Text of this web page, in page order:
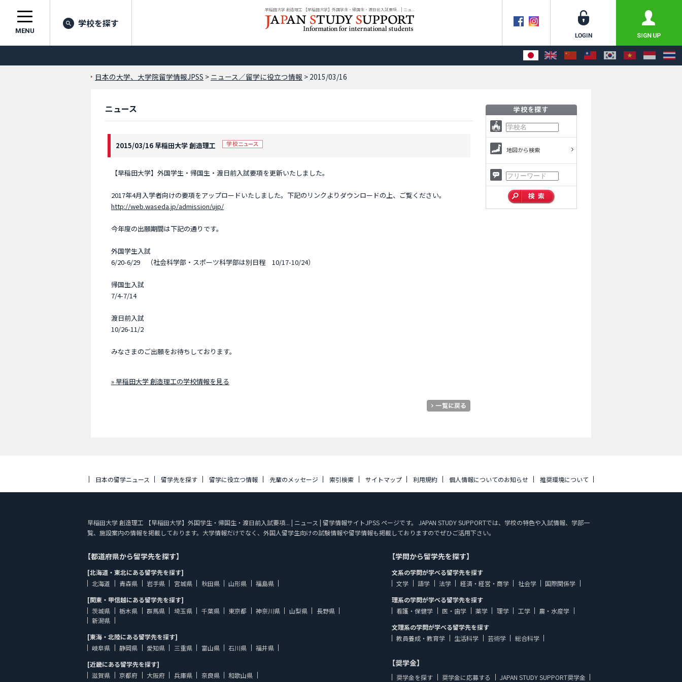
早稲田大学 創造理工 【早稲田大学】外国学生・帰国生・渡日前入試要項... | ニュ...
MENU
学校を探す
日本の大学、大学院留学情報JPSS > ニュース／留学に役立つ情報 > 2015/03/16
ニュース
2015/03/16 早稲田大学 創造理工
【早稲田大学】外国学生・帰国生・渡日前入試要項を更新いたしました。
2017年4月入学者向けの要項をアップロードいたしました。下記のリンクよりダウンロードの上、ご覧ください。
http://web.waseda.jp/admission/ujp/
今年度の出願期間は下記の通りです。
外国学生入試
6/20-6/29 （社会科学部・スポーツ科学部は別日程 10/17-10/24）
帰国生入試
7/4-7/14
渡日前入試
10/26-11/2
みなさまのご出願をお待ちしております。
» 早稲田大学 創造理工の学校情報を見る
地図から検索
日本の留学ニュース 留学先を探す 留学に役立つ情報 先輩のメッセージ 索引検索 サイトマップ 利用規約 個人情報についてのお知らせ 推奨環境について
早稲田大学 創造理工 【早稲田大学】外国学生・帰国生・渡日前入試要項... | ニュース | 留学情報サイトJPSS ページです。 JAPAN STUDY SUPPORTでは、学校の特色や入試情報、学部一
覧、施設案内の情報を掲載しております。大学情報だけでなく、外国人留学生向けの試験情報や留学情報も掲載しておりますのでぜひご活用下さい。
【都道府県から留学先を探す】
[北海道・東北にある留学先を探す]
北海道
青森県 岩手県 宮城県 秋田県 山形県
福島県
[関東・甲信越にある留学先を探す]
茨城県
栃木県 群馬県 埼玉県 千葉県 東京都 神奈川県 山梨県
長野県
新潟県
[東海・北陸にある留学先を探す]
岐阜県
静岡県 愛知県 三重県 富山県 石川県
福井県
[近畿にある留学先を探す]
滋賀県
京都府 大阪府 兵庫県 奈良県 和歌山県
【学問から留学先を探す】
文系の学問が学べる留学先を探す
文学
語学 法学 経済・経営・商学 社会学
国際関係学
理系の学問が学べる留学先を探す
看護・保健学
医・歯学 薬学 理学 工学
農・水産学
文理系の学問が学べる留学先を探す
教員養成・教育学
生活科学 芸術学 総合科学
【奨学金】
奨学金を探す 奨学金に応募する JAPAN STUDY SUPPORT奨学金